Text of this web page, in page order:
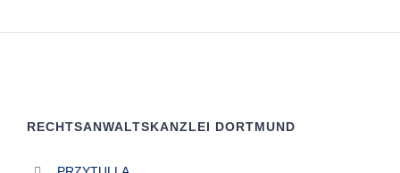
RECHTSANWALTSKANZLEI DORTMUND